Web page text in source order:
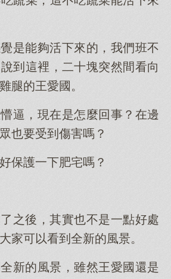
覺是能夠活下來的，我們班不
到這裡，二十塊突然間看向
腿的王愛國。
逼，現在是怎麼回事？在邊
也要受到傷害嗎？
保護一下肥宅嗎？
之後，其實也不是一點好處
家可以看到全新的風景。
新的風景，雖然王愛國還是